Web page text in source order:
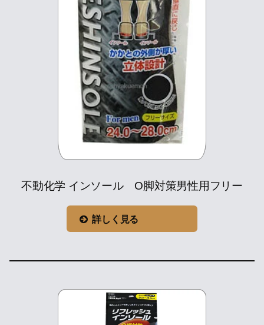
不動化学 インソール O脚対策男性用フリー
詳しく見る